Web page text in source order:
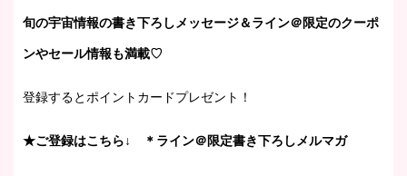
旬の宇宙情報の書き下ろしメッセージ＆ライン＠限定のクーポ
ンやセール情報も満載♡
登録するとポイントカードプレゼント！
★ご登録はこちら↓ ＊ライン＠限定書き下ろしメルマガ